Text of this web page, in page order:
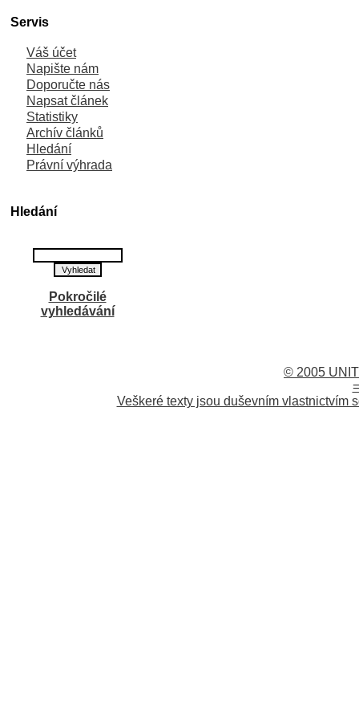
Servis
Váš účet
Napište nám
Doporučte nás
Napsat článek
Statistiky
Archív článků
Hledání
Právní výhrada
Hledání
Pokročilé
vyhledávání
© 2005
Veškeré texty jsou duševním vlastnictvím